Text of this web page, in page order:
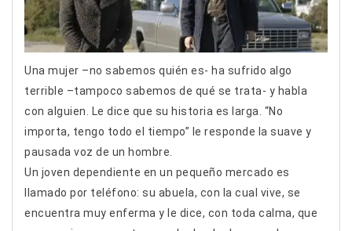
Una mujer –no sabemos quién es- ha sufrido algo
terrible –tampoco sabemos de qué se trata- y habla
con alguien. Le dice que su historia es larga. “No
importa, tengo todo el tiempo” le responde la suave y
pausada voz de un hombre.
Un joven dependiente en un pequeño mercado es
llamado por teléfono: su abuela, con la cual vive, se
encuentra muy enferma y le dice, con toda calma, que